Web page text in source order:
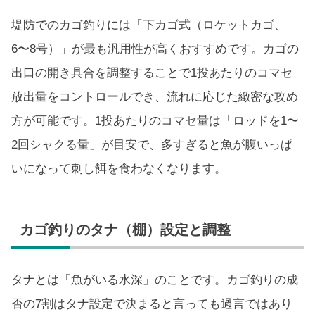
堤防でのカゴ釣りには「下カゴ式（ロケットカゴ、
6〜8号）」が最も汎用性が高くおすすめです。カゴの
出口の開き具合を調整することで1投あたりのコマセ
放出量をコントロールでき、流れに応じた緻密な攻め
方が可能です。1投あたりのコマセ量は「ロッドを1〜
2回シャクる量」が目安で、多すぎると魚が腹いっぱ
いになって刺し餌を食わなくなります。
カゴ釣りのタナ（棚）設定と調整
タナとは「魚がいる水深」のことです。カゴ釣りの成
否の7割はタナ設定で決まると言っても過言ではあり